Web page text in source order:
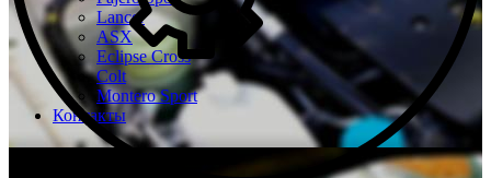
Lancer
ASX
Eclipse Cross
Colt
Montero Sport
Контакты